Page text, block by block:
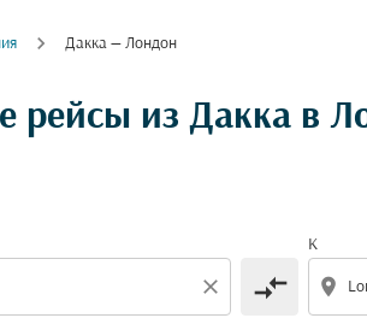
Дакка — Лондон
рейсы из Дакка в
close compare_arrows
К
location_on